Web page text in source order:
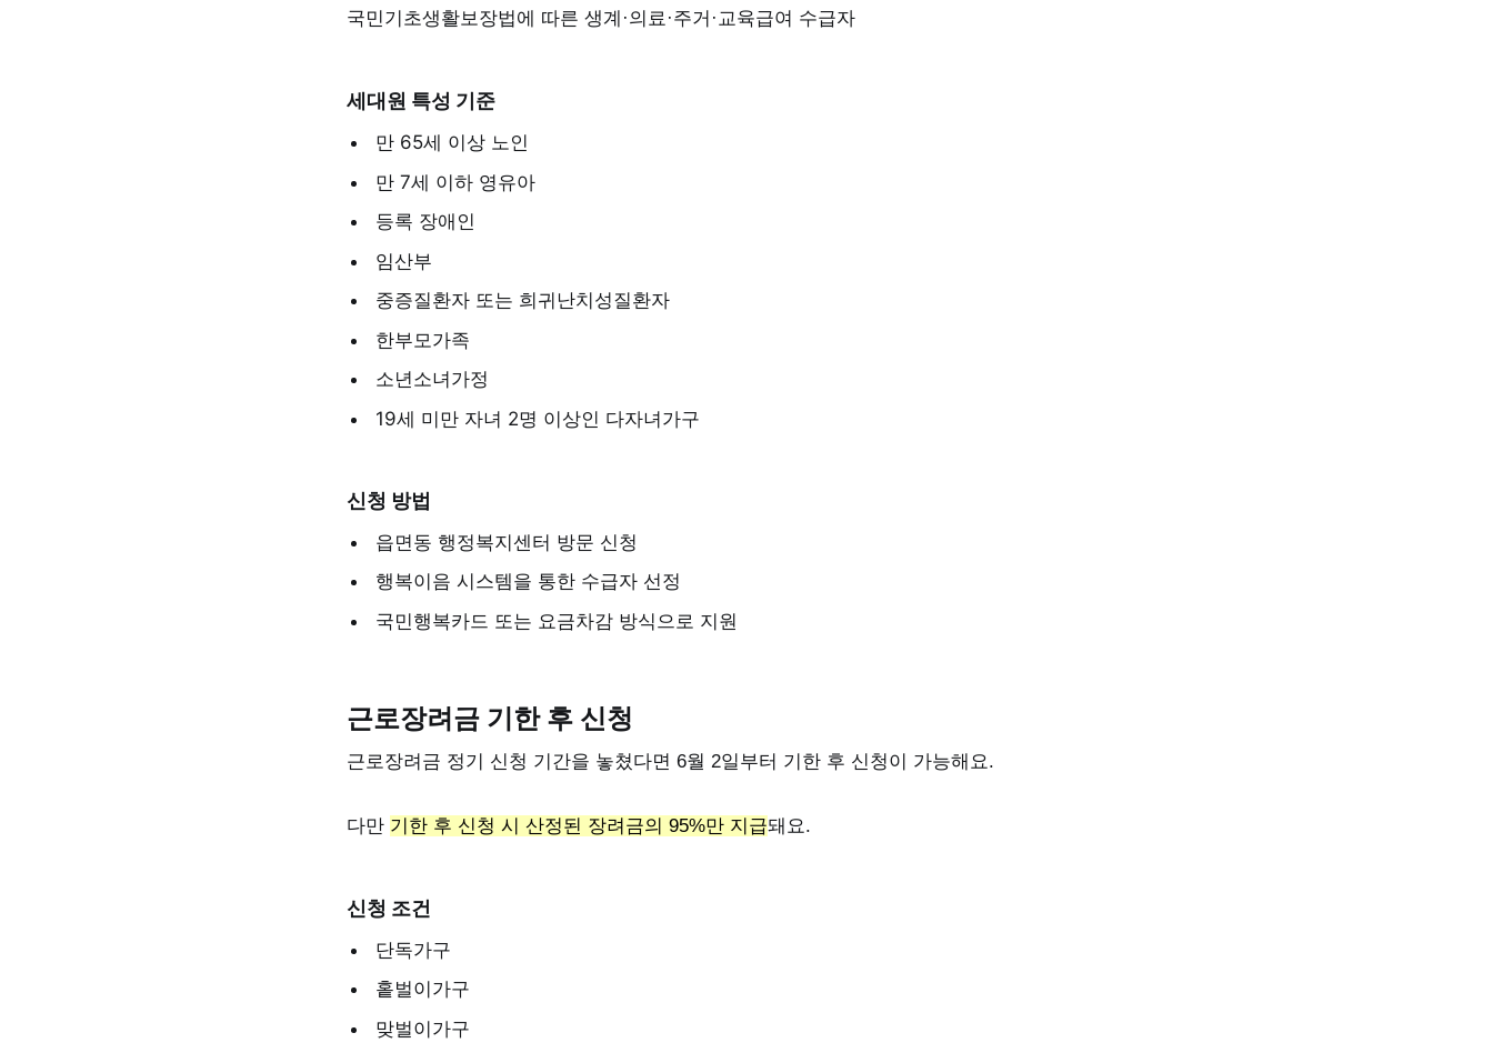
국민기초생활보장법에 따른 생계·의료·주거·교육급여 수급자
세대원 특성 기준
만 65세 이상 노인
만 7세 이하 영유아
등록 장애인
임산부
중증질환자 또는 희귀난치성질환자
한부모가족
소년소녀가정
19세 미만 자녀 2명 이상인 다자녀가구
신청 방법
읍면동 행정복지센터 방문 신청
행복이음 시스템을 통한 수급자 선정
국민행복카드 또는 요금차감 방식으로 지원
근로장려금 기한 후 신청
근로장려금 정기 신청 기간을 놓쳤다면 6월 2일부터 기한 후 신청이 가능해요.
다만 기한 후 신청 시 산정된 장려금의 95%만 지급돼요.
신청 조건
단독가구
홑벌이가구
맞벌이가구